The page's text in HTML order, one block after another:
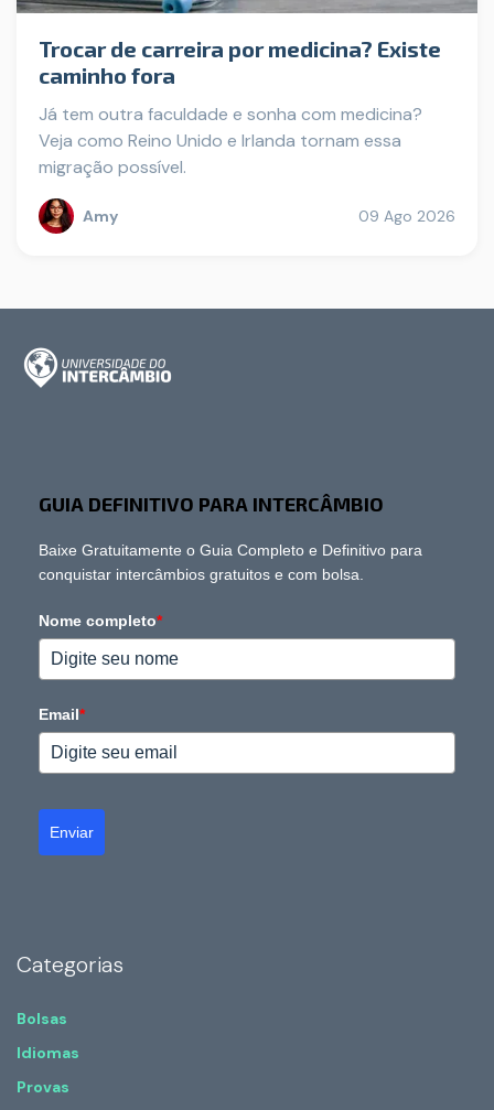
Trocar de carreira por medicina? Existe
caminho fora
Já tem outra faculdade e sonha com medicina?
Veja como Reino Unido e Irlanda tornam essa
migração possível.
Amy 09 Ago 2026
GUIA DEFINITIVO PARA INTERCÂMBIO
Baixe Gratuitamente o Guia Completo e Definitivo para
conquistar intercâmbios gratuitos e com bolsa.
Nome completo*
Email*
Enviar
Categorias
Bolsas
Idiomas
Provas